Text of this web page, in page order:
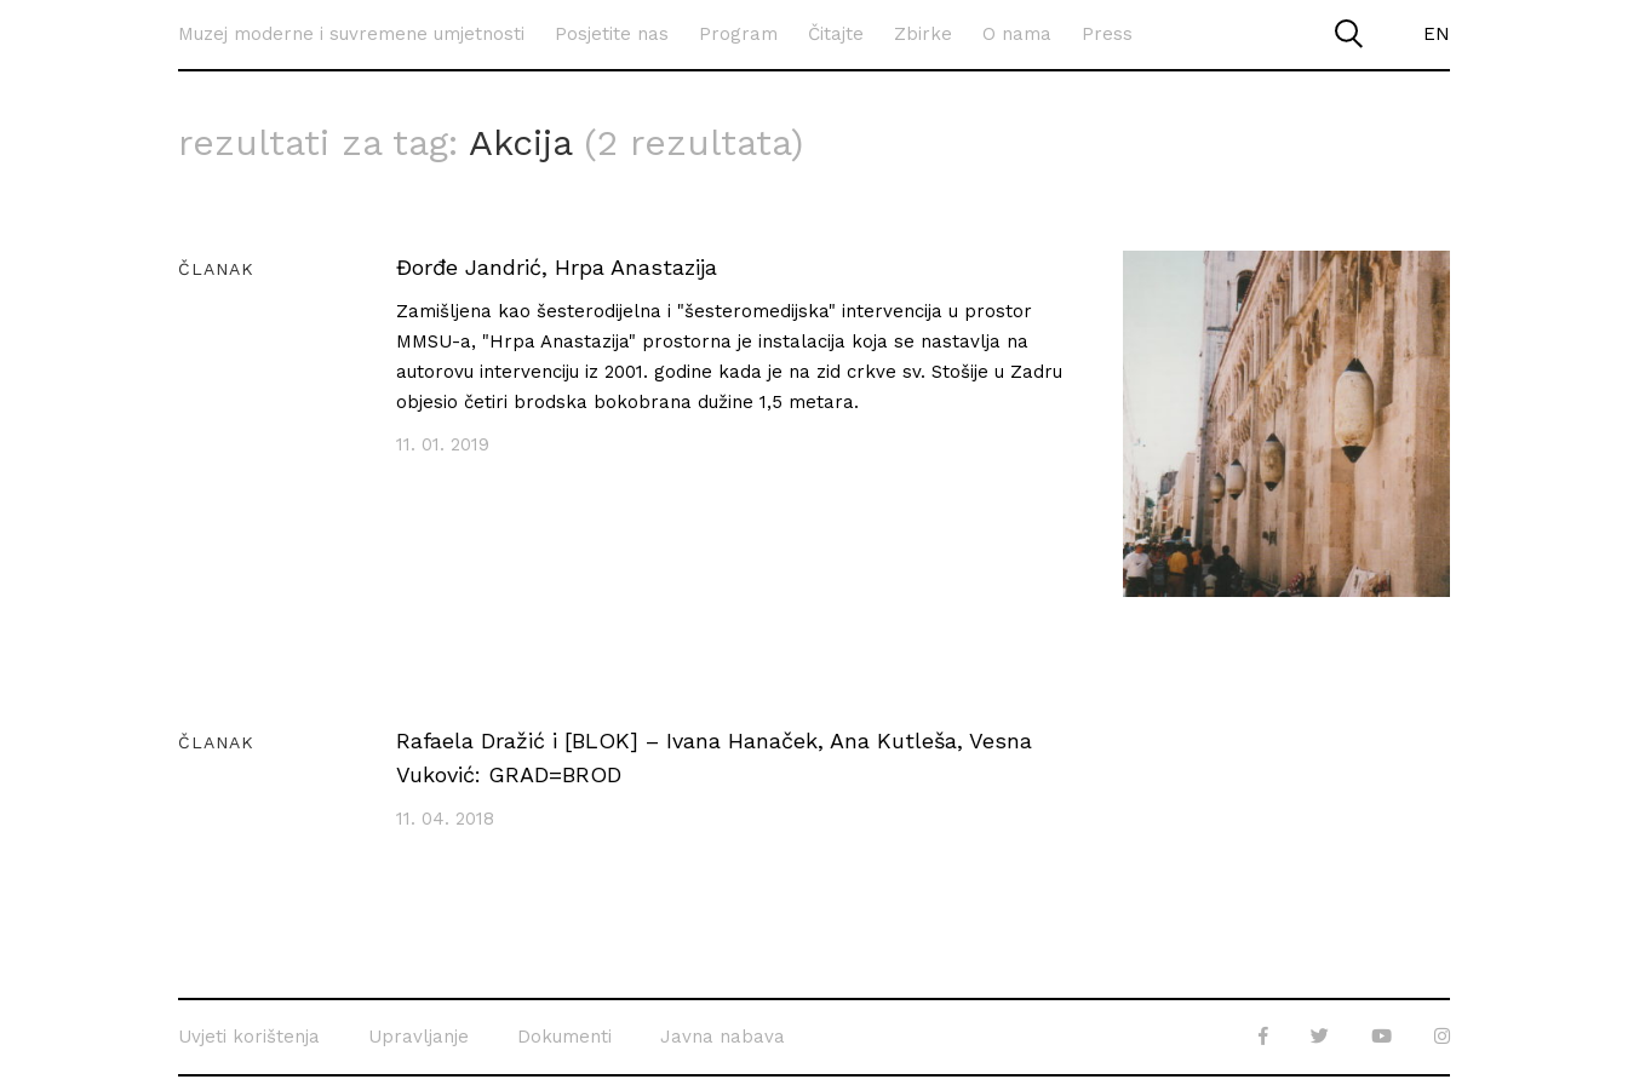
Muzej moderne i suvremene umjetnosti Posjetite nas Program Čitajte Zbirke O nama Press EN
rezultati za tag: Akcija (2 rezultata)
ČLANAK Đorđe Jandrić, Hrpa Anastazija
Zamišljena kao šesterodijelna i "šesteromedijska" intervencija u prostor
MMSU-a, "Hrpa Anastazija" prostorna je instalacija koja se nastavlja na
autorovu intervenciju iz 2001. godine kada je na zid crkve sv. Stošije u Zadru
objesio četiri brodska bokobrana dužine 1,5 metara.
11. 01. 2019
ČLANAK
Rafaela Dražić i [BLOK] – Ivana Hanaček, Ana Kutleša, Vesna
Vuković: GRAD=BROD
11. 04. 2018
Uvjeti korištenja Upravljanje Dokumenti Javna nabava